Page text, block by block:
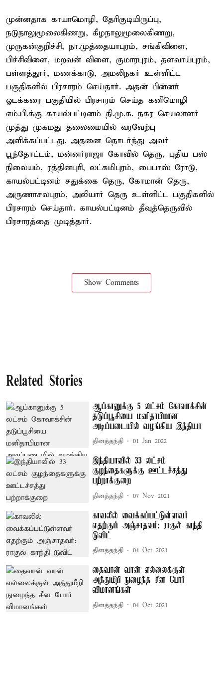
முன்னதாக காயாமொழி, தேரிகுடியிருப்பு,
நடுநாலுமூலைகிணறு, கீழநாலுமூலைகிணறு,
முருகன்குறிச்சி, நா.முத்தையாபுரம், சங்கிவிளை,
பிச்சிவிளை, மறவன் விளை, குமாரபுரம், தளவாய்புரம்,
பள்ளத்தூர், மணக்காடு, அமலிநகர் உள்ளிட்ட
பகுதிகளில் பிரசாரம் செய்தார். அதன் பின்னர்
ஓடக்கரை பகுதியில் பிரசாரம் செய்த கனிமொழி
எம்.பி.க்கு காயல்பட்டினம் தி.மு.க. நகர செயலாளர்
முத்து முகமது தலைமையில் வரவேற்பு
அளிக்கப்பட்டது. அதனை தொடர்ந்து அவர்
பூந்தோட்டம், மன்னர்ராஜா கோவில் தெரு, புதிய பஸ்
நிலையம், ரத்தினபுரி, லட்சுமிபுரம், பைபாஸ் ரோடு,
காயல்பட்டினம் சதுக்கை தெரு, கோமான் தெரு,
அருணாசலபுரம், அலியார் தெரு உள்ளிட்ட பகுதிகளில்
பிரசாரம் செய்தார். காயல்பட்டினம் தீவுத்தெருவில்
பிரசாரத்தை முடித்தார்.
Show Comments
Related Stories
ஆப்கானுக்கு 5 லட்சம் கோவாக்சின்
தடுப்பூசியை மனிதாபிமான
அடிப்படையில் வழங்கிய இந்தியா
தினத்தந்தி 01 Jan 2022
இந்தியாவில் 33 லட்சம்
குழந்தைகளுக்கு ஊட்டச்சத்து
பற்றாக்குறை
தினத்தந்தி 07 Nov 2021
காவலில் வைக்கப்பட்டுள்ளவர்
எதற்கும் அஞ்சாதவர்: ராகுல் காந்தி
டுவிட்
தினத்தந்தி 04 Oct 2021
தைவான் வான் எல்லைக்குள்
அத்துமீறி நுழைந்த சீன போர்
விமானங்கள்
தினத்தந்தி 04 Oct 2021